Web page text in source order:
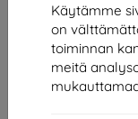
Käytämme
on
toiminnan
meitä
3mk Silky Matt
Pura 70 Pro+
Huawei